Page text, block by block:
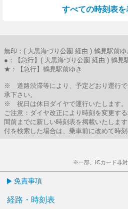
すべての時刻表を
無印：( 大黒海づり公園 経由 ) 鶴見駅前ゆ
●：【急行】( 大黒海づり公園 経由 ) 鶴見
★：【急行】鶴見駅前ゆき
※ 道路渋滞等により、予定どおり運行で
承下さい。
※ 祝日は休日ダイヤで運行いたします。
ご注意：ダイヤ改正により時刻を変更す
間前までに新しい時刻表を掲載いたしま
付を検索した場合は、乗車前に改めて時
※一部、ICカード非対
免責事項
経路・時刻表